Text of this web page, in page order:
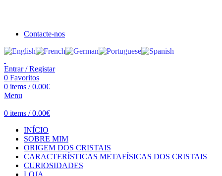
Contacte-nos
Entrar / Registar
0 Favoritos
0 items / 0.00€
Menu
0 items / 0.00€
INÍCIO
SOBRE MIM
ORIGEM DOS CRISTAIS
CARACTERÍSTICAS METAFÍSICAS DOS CRISTAIS
CURIOSIDADES